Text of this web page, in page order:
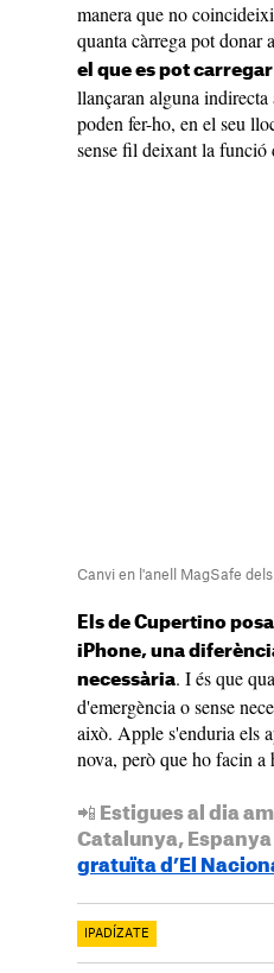
manera que no
quanta càrrega pot donar
el que es pot
llançaran alguna indirecta
poden fer-ho, en el seu
sense fil deixant la funció
Canvi en l'anell MagSafe
Els de Cupertino
iPhone, una
necessària. I és que
d'emergència o sense
això. Apple s'enduria els
nova, però que ho facin a
📲 Estigues al dia
Catalunya,
gratuïta d’El
IPADÍZATE